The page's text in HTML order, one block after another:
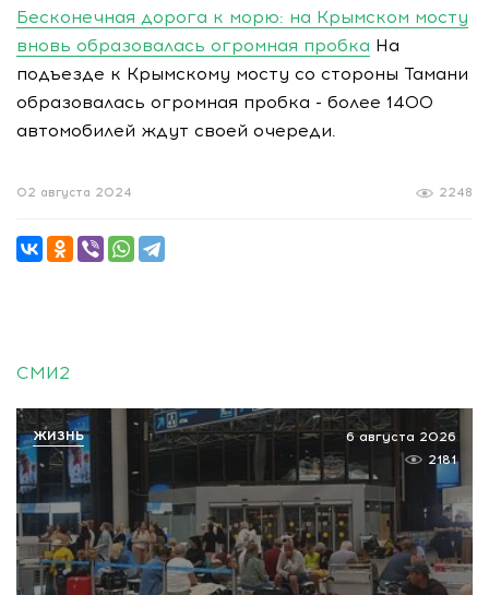
Бесконечная дорога к морю: на Крымском мосту
вновь образовалась огромная пробка На
подъезде к Крымскому мосту со стороны Тамани
образовалась огромная пробка - более 1400
автомобилей ждут своей очереди.
2248
02 августа 2024
СМИ2
6 августа 2026
2181
ЖИЗНЬ